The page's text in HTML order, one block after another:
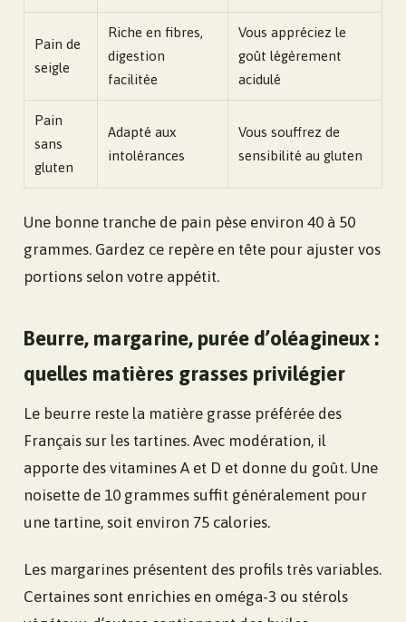
Pain de
seigle
Riche en fibres,
digestion
facilitée
Vous appréciez le
goût légèrement
acidulé
Pain
sans
gluten
Adapté aux
intolérances
Vous souffrez de
sensibilité au gluten
Une bonne tranche de pain pèse environ 40 à 50
grammes. Gardez ce repère en tête pour ajuster vos
portions selon votre appétit.
Beurre, margarine, purée d’oléagineux :
quelles matières grasses privilégier
Le beurre reste la matière grasse préférée des
Français sur les tartines. Avec modération, il
apporte des vitamines A et D et donne du goût. Une
noisette de 10 grammes suffit généralement pour
une tartine, soit environ 75 calories.
Les margarines présentent des profils très variables.
Certaines sont enrichies en oméga-3 ou stérols